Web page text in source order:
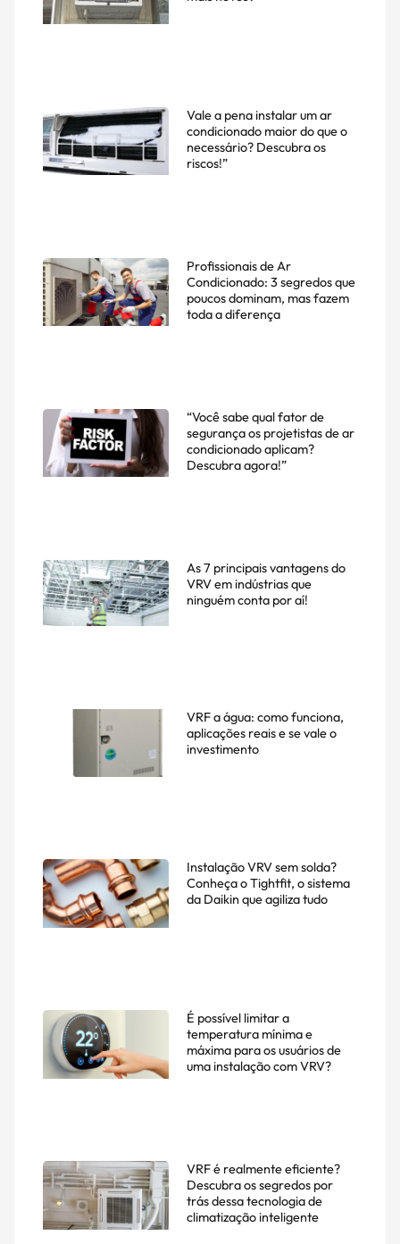
Vale a pena instalar um ar
condicionado maior do que o
necessário? Descubra os
riscos!”
Profissionais de Ar
Condicionado: 3 segredos que
poucos dominam, mas fazem
toda a diferença
“Você sabe qual fator de
segurança os projetistas de ar
condicionado aplicam?
Descubra agora!”
As 7 principais vantagens do
VRV em indústrias que
ninguém conta por aí!
VRF a água: como funciona,
aplicações reais e se vale o
investimento
Instalação VRV sem solda?
Conheça o Tightfit, o sistema
da Daikin que agiliza tudo
É possível limitar a
temperatura mínima e
máxima para os usuários de
uma instalação com VRV?
VRF é realmente eficiente?
Descubra os segredos por
trás dessa tecnologia de
climatização inteligente